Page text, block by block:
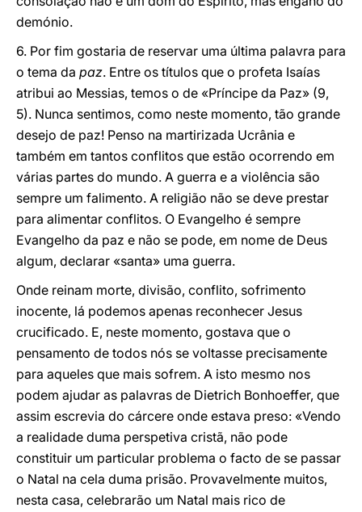
demónio.
6. Por fim gostaria de reservar uma última palavra para
o tema da paz. Entre os títulos que o profeta Isaías
atribui ao Messias, temos o de «Príncipe da Paz» (9,
5). Nunca sentimos, como neste momento, tão grande
desejo de paz! Penso na martirizada Ucrânia e
também em tantos conflitos que estão ocorrendo em
várias partes do mundo. A guerra e a violência são
sempre um falimento. A religião não se deve prestar
para alimentar conflitos. O Evangelho é sempre
Evangelho da paz e não se pode, em nome de Deus
algum, declarar «santa» uma guerra.
Onde reinam morte, divisão, conflito, sofrimento
inocente, lá podemos apenas reconhecer Jesus
crucificado. E, neste momento, gostava que o
pensamento de todos nós se voltasse precisamente
para aqueles que mais sofrem. A isto mesmo nos
podem ajudar as palavras de Dietrich Bonhoeffer, que
assim escrevia do cárcere onde estava preso: «Vendo
a realidade duma perspetiva cristã, não pode
constituir um particular problema o facto de se passar
o Natal na cela duma prisão. Provavelmente muitos,
nesta casa, celebrarão um Natal mais rico de